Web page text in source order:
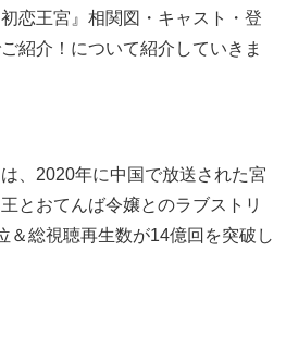
恋王宮』相関図・キャスト・登
紹介！について紹介していきま
、2020年に中国で放送された宮
とおてんば令嬢とのラブストリ
＆総視聴再生数が14億回を突破し